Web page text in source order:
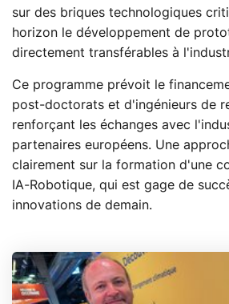
sur des briques technologiques
horizon le développement de
directement transférables à
Ce programme prévoit le
post-doctorats et d'ingénieurs de
renforçant les échanges avec
partenaires européens. Une
clairement sur la formation d'une
IA-Robotique, qui est gage de
innovations de demain.